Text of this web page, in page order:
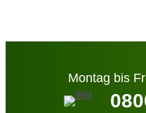
Montag bis